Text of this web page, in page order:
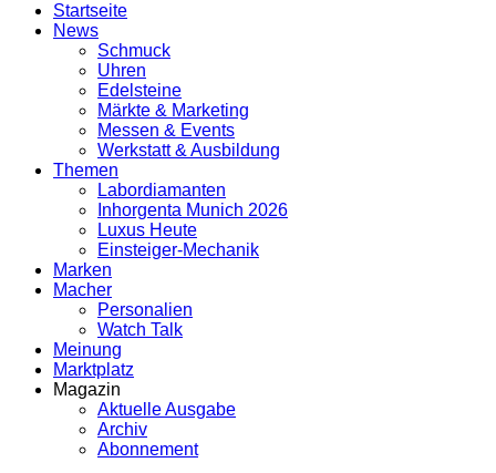
Startseite
News
Schmuck
Uhren
Edelsteine
Märkte & Marketing
Messen & Events
Werkstatt & Ausbildung
Themen
Labordiamanten
Inhorgenta Munich 2026
Luxus Heute
Einsteiger-Mechanik
Marken
Macher
Personalien
Watch Talk
Meinung
Marktplatz
Magazin
Aktuelle Ausgabe
Archiv
Abonnement